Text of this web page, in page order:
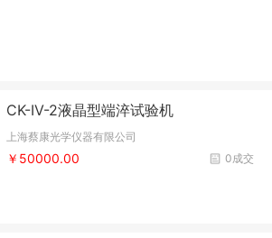
CK-IV-2液晶型端淬试验机
上海蔡康光学仪器有限公司
0成交
￥50000.00